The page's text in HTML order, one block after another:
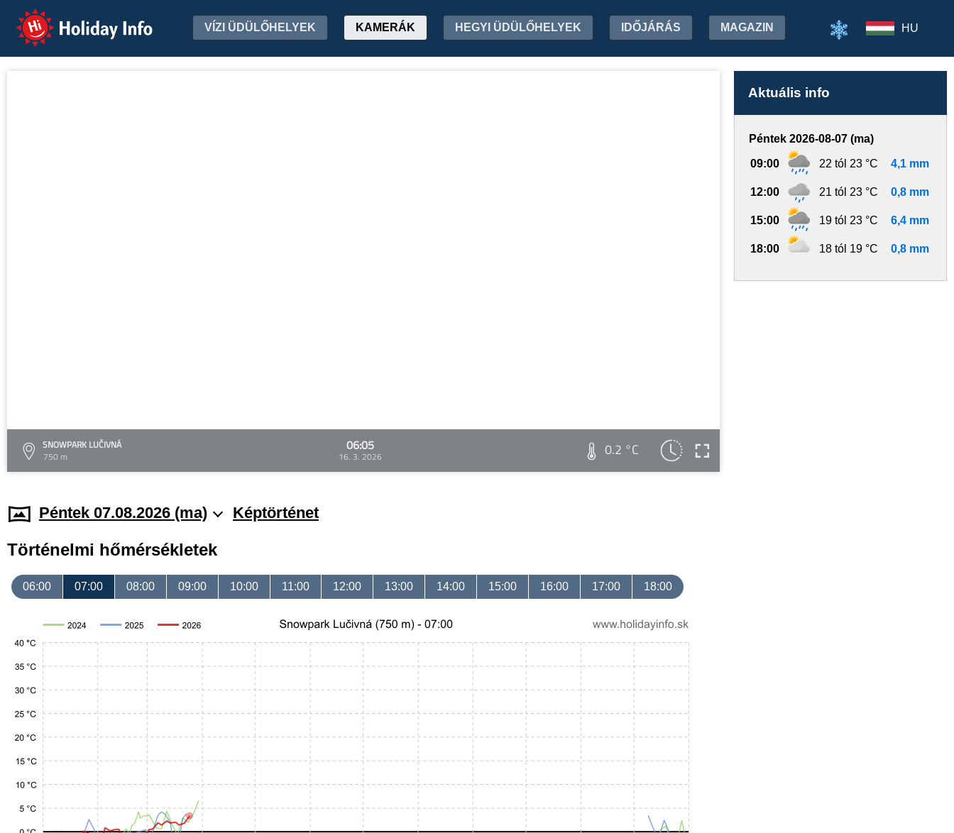
Holiday Info VÍZI ÜDÜLŐHELYEK KAMERÁK HEGYI ÜDÜLŐHELYEK IDŐJÁRÁS MAGAZIN HU
SNOWPARK LUČIVNÁ
750 m
06:05
16. 3. 2026 0.2 °C
Aktuális info
Péntek 2026-08-07 (ma)
09:00 22 tól 23 °C 4,1 mm
12:00 21 tól 23 °C 0,8 mm
15:00 19 tól 23 °C 6,4 mm
18:00 18 tól 19 °C 0,8 mm
Péntek 07.08.2026 (ma) Képtörténet
Történelmi hőmérsékletek
06:00 07:00 08:00 09:00 10:00 11:00 12:00 13:00 14:00 15:00 16:00 17:00 18:00